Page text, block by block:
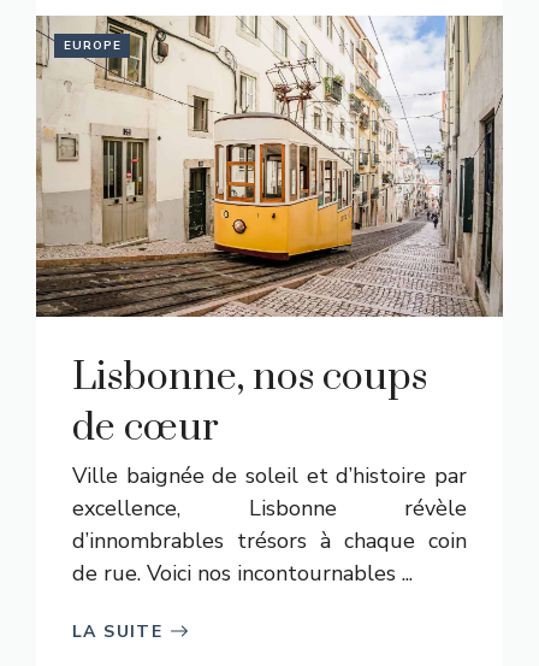
EUROPE
Lisbonne, nos coups
de cœur
Ville baignée de soleil et d’histoire par
excellence, Lisbonne révèle
d’innombrables trésors à chaque coin
de rue. Voici nos incontournables ...
LA SUITE